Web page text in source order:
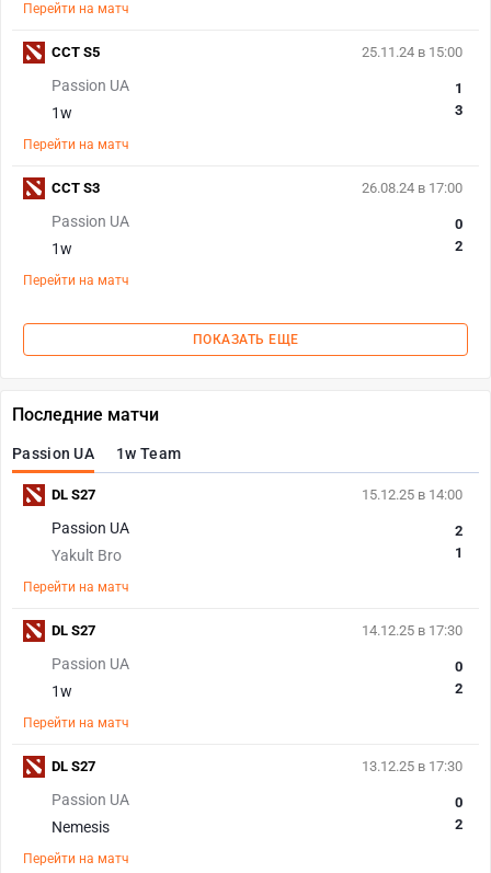
Перейти на матч
25.11.24 в 15:00
Passion UA
1w
1
3
Перейти на матч
CCT S5
26.08.24 в 17:00
Passion UA
1w
0
2
Перейти на матч
CCT S3
ПОКАЗАТЬ ЕЩЕ
Последние матчи
Passion UA 1w Team
15.12.25 в 14:00
Passion UA
Yakult Bro
2
1
Перейти на матч
DL S27
14.12.25 в 17:30
Passion UA
1w
0
2
Перейти на матч
DL S27
13.12.25 в 17:30
Passion UA
Nemesis
0
2
Перейти на матч
DL S27